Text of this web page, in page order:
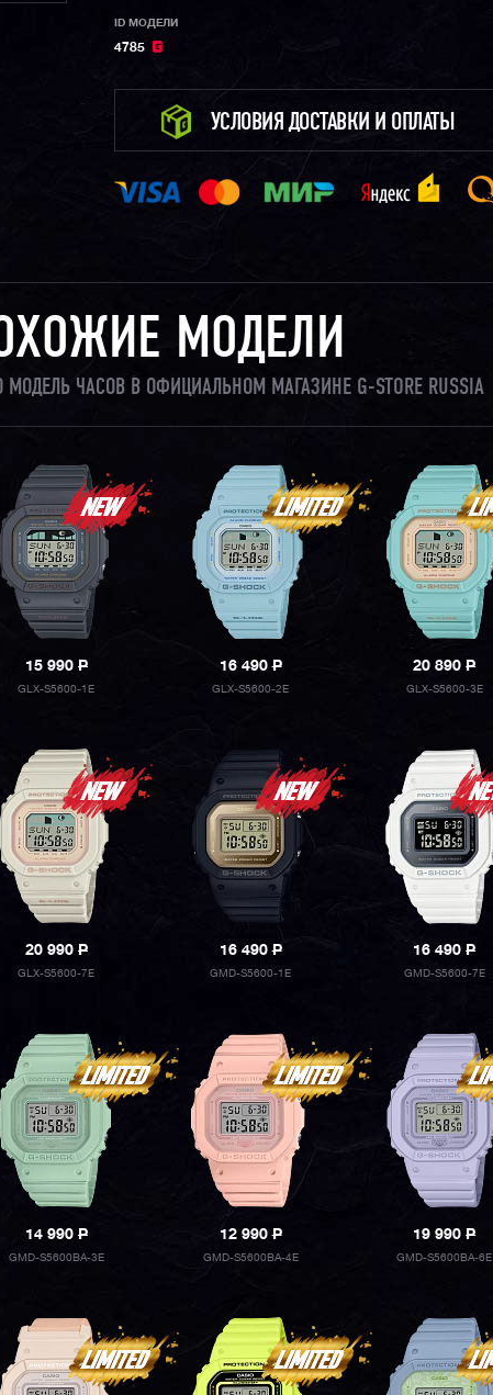
ID МОДЕЛИ
4785
УСЛОВИЯ ДОСТАВКИ И ОПЛАТЫ
МОДЕЛИ
МОДЕЛЬ ЧАСОВ В ОФИЦИАЛЬНОМ МАГАЗИНЕ G-STORE RUSSIA
15 990 P
GLX-S5600-1E
16 490P
GLX-S5600-2E
20 890P
GLX-S5600-3E
20 990 P
GLX-S5600-7E
16 490P
GMD-S5600-1E
16 490P
GMD-S5600-7E
14 990 P
GMD-S5600BA-3E
12 990P
GMD-S5600BA-4E
19 990P
GMD-S5600BA-6E